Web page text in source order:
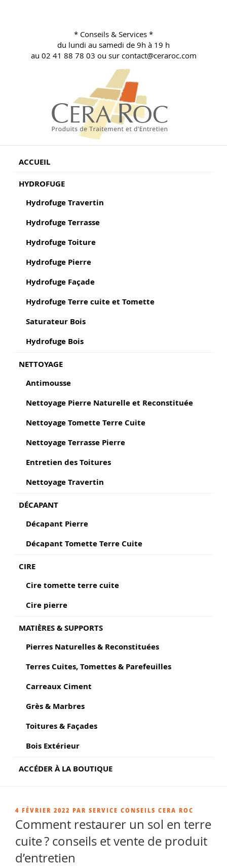
* Conseils & Services *
du lundi au samedi de 9h à 19 h
au 02 41 88 78 03 ou sur contact@ceraroc.com
ACCUEIL
HYDROFUGE
Hydrofuge Travertin
Hydrofuge Terrasse
Hydrofuge Toiture
Hydrofuge Pierre
Hydrofuge Façade
Hydrofuge Terre cuite et Tomette
Saturateur Bois
Hydrofuge Bois
NETTOYAGE
Antimousse
Nettoyage Pierre Naturelle et Reconstituée
Nettoyage Tomette Terre Cuite
Nettoyage Terrasse Pierre
Entretien des Toitures
Nettoyage Travertin
DÉCAPANT
Décapant Pierre
Décapant Tomette Terre Cuite
CIRE
Cire tomette terre cuite
Cire pierre
MATIÈRES & SUPPORTS
Pierres Naturelles & Reconstituées
Terres Cuites, Tomettes & Parefeuilles
Carreaux Ciment
Grès & Marbres
Toitures & Façades
Bois Extérieur
ACCÉDER À LA BOUTIQUE
PUBLIÉ
LE
4 FÉVRIER 2022 PAR SERVICE CONSEILS CERA ROC
Comment restaurer un sol en terre
cuite ? conseils et vente de produit
d’entretien